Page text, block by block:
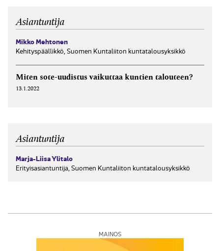
tulee esittää tilikausikohtaisena tuloslaskelmana, jonka
Asiantuntija
Mikko Mehtonen
Kehityspäällikkö, Suomen Kuntaliiton kuntatalousyksikkö
Miten sote-uudistus vaikuttaa kuntien talouteen?
13.1.2022
Asiantuntija
Marja-Liisa Ylitalo
Erityisasiantuntija, Suomen Kuntaliiton kuntatalousyksikkö
MAINOS